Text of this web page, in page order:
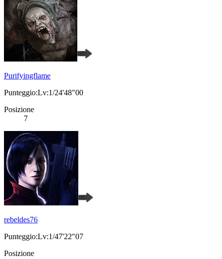
Purifyingflame
Punteggio:Lv:1/24'48"00
Posizione
7
rebeldes76
Punteggio:Lv:1/47'22"07
Posizione